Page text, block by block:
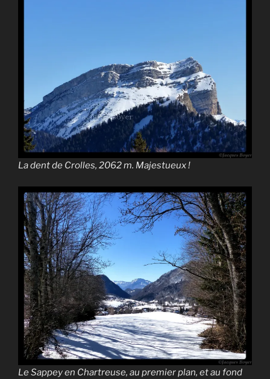
La dent de Crolles, 2062 m. Majestueux !
Le Sappey en Chartreuse, au premier plan, et au fond